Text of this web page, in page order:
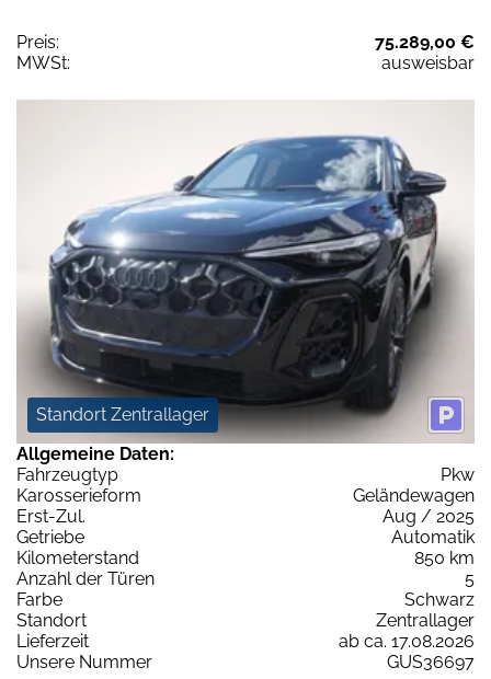
Preis:
75.289,00 €
MWSt:
ausweisbar
Standort Zentrallager
Allgemeine Daten:
Fahrzeugtyp
Pkw
Karosserieform
Geländewagen
Erst-Zul.
Aug / 2025
Getriebe
Automatik
Kilometerstand
850 km
Anzahl der Türen
5
Farbe
Schwarz
Standort
Zentrallager
Lieferzeit
ab ca. 17.08.2026
Unsere Nummer
GUS36697